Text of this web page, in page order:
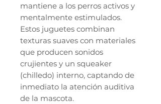
mantiene a los perros activos y
mentalmente estimulados.
Estos juguetes combinan
texturas suaves con materiales
que producen sonidos
crujientes y un squeaker
(chilledo) interno, captando de
inmediato la atención auditiva
de la mascota.